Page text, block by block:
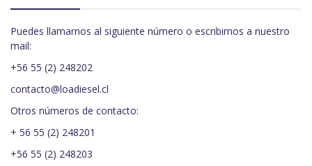
Puedes llamarnos al siguiente número o escribirnos a nuestro
mail:
+56 55 (2) 248202
contacto@loadiesel.cl
Otros números de contacto:
+ 56 55 (2) 248201
+56 55 (2) 248203